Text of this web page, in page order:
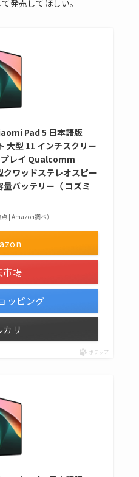
発売してほしい。
Pad 5 日本語版
大型 11 インチスクリー
プレイ Qualcomm
ワッドステレオスピー
バッテリー（ コズミ
| Amazon調べ）
市場
ッピング
カリ
ポチップ